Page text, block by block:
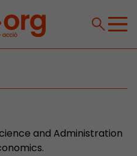
and Administration